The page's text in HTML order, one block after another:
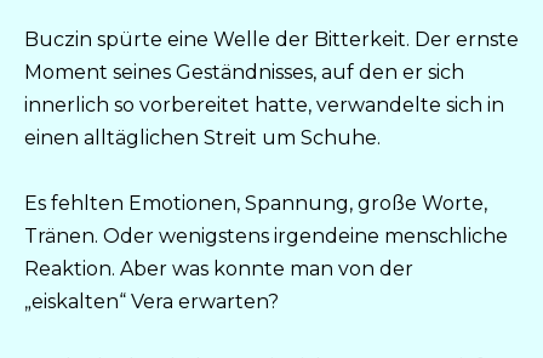
Buczin spürte eine Welle der Bitterkeit. Der ernste
Moment seines Geständnisses, auf den er sich
innerlich so vorbereitet hatte, verwandelte sich in
einen alltäglichen Streit um Schuhe.
Es fehlten Emotionen, Spannung, große Worte,
Tränen. Oder wenigstens irgendeine menschliche
Reaktion. Aber was konnte man von der
„eiskalten“ Vera erwarten?